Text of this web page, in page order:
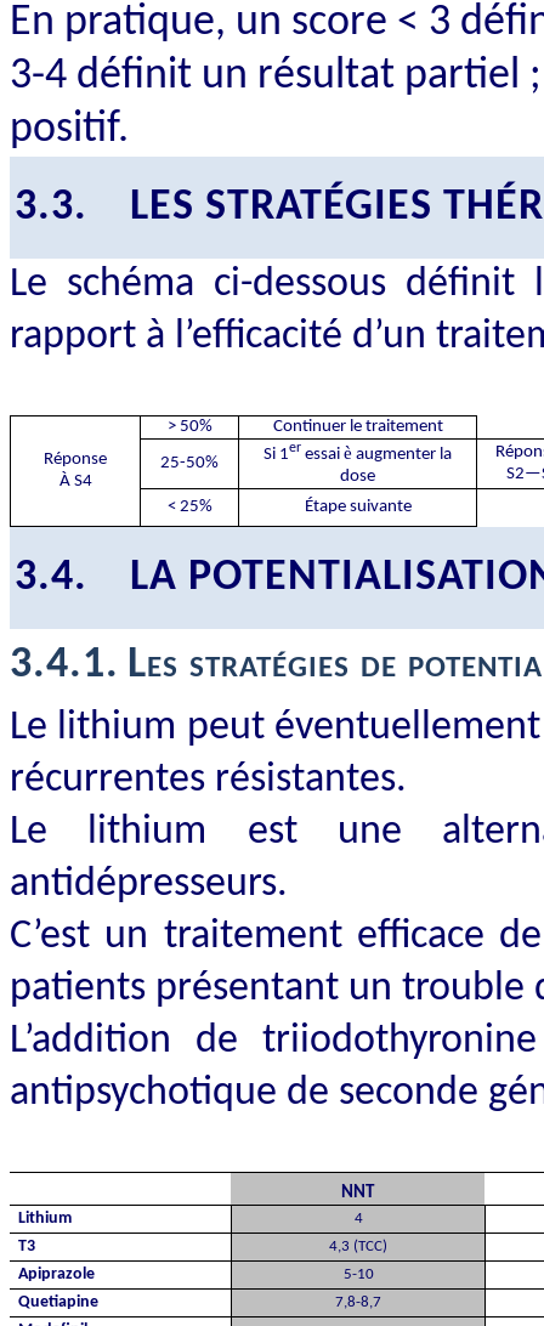
En pratique, un score < 3
3-4 définit un résultat partiel
positif.
3.3.
LES STRATÉGIES
Le schéma ci-dessous
rapport à l’efficacité d’un
Réponse
À S4
> 50%
Continuer le traitement
25-50%
Si 1er essai è augmenter la
dose
< 25%
Étape suivante
3.4.
LA
3.4.1. Les stratégies de
Le lithium peut
récurrentes résistantes.
Le lithium est une
antidépresseurs.
C’est un traitement efficace
patients présentant un
L’addition de
antipsychotique de seconde
NNT
Lithium
4
T3 4,3 (TCC)
Apiprazole 5-10
Quetiapine 7,8-8,7